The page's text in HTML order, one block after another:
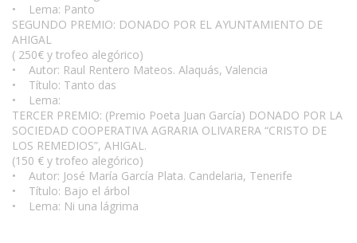
• Lema: Panto
SEGUNDO PREMIO: DONADO POR EL AYUNTAMIENTO DE
AHIGAL
( 250€ y trofeo alegórico)
• Autor: Raul Rentero Mateos. Alaquás, Valencia
• Título: Tanto das
• Lema:
TERCER PREMIO: (Premio Poeta Juan García) DONADO POR LA
SOCIEDAD COOPERATIVA AGRARIA OLIVARERA “CRISTO DE
LOS REMEDIOS”, AHIGAL.
(150 € y trofeo alegórico)
• Autor: José María García Plata. Candelaria, Tenerife
• Título: Bajo el árbol
• Lema: Ni una lágrima